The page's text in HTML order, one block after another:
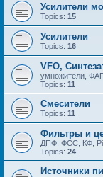
Усилители
Topics: 15
Усилители
Topics: 16
VFO,
умножители,
Topics: 11
Смесители
Topics: 11
Фильтры и
ДПФ. ФСС, КФ,
Topics: 24
Источники